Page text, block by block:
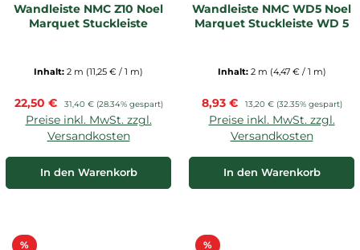
Wandleiste NMC Z10 Noel
Marquet Stuckleiste
Inhalt: 2 m (11,25 € / 1 m)
Verkaufspreis:
22,50 € Regulärer Preis:
31,40 € (28.34% gespart)
Preise inkl. MwSt. zzgl.
Versandkosten
In den Warenkorb
Wandleiste NMC WD5 Noel
Marquet Stuckleiste WD 5
Inhalt: 2 m (4,47 € / 1 m)
Verkaufspreis:
8,93 € Regulärer Preis:
13,20 € (32.35% gespart)
Preise inkl. MwSt. zzgl.
Versandkosten
In den Warenkorb
%Rabatt %Rabatt